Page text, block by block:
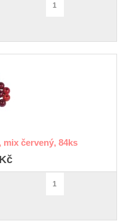
mix červený, 84ks